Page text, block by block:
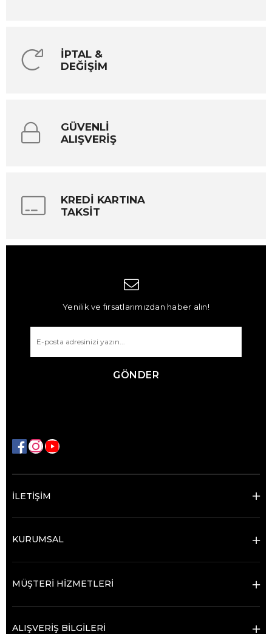
İPTAL &
DEĞİŞİM
GÜVENLİ
ALIŞVERİŞ
KREDİ KARTINA
TAKSİT
Yenilik ve fırsatlarımızdan haber alın!
GÖNDER
İLETİŞİM
KURUMSAL
MÜŞTERİ HİZMETLERİ
ALIŞVERİŞ BİLGİLERİ